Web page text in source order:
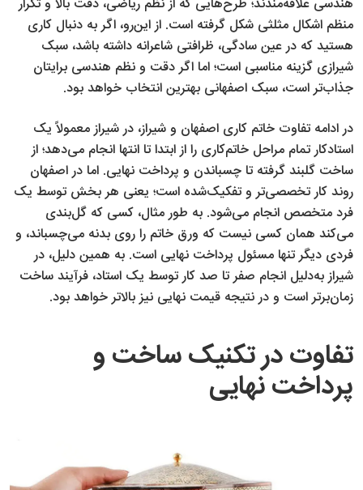
هندسی علاقه‌مندند؛ طرح‌هایی که از نظم ریاضی، دقت بالا و تکرار
منظم اشکال مثلثی شکل گرفته است. از این‌رو، اگر به دنبال کاری
هستید که در عین سادگی، ظرافتی شاعرانه داشته باشد، سبک
شیرازی گزینه مناسبی است؛ اما اگر دقت و نظم هندسی برایتان
جذاب‌تر است، سبک اصفهانی بهترین انتخاب خواهد بود.
در ادامه تفاوت خاتم کاری اصفهان و شیراز، در شیراز معمولاً یک
استادکار تمام مراحل خاتم‌کاری را از ابتدا تا انتها انجام می‌دهد؛ از
ساخت گلبند گرفته تا چسباندن و پرداخت نهایی. اما در اصفهان
روند کار تخصصی‌تر و تفکیک‌شده است؛ یعنی هر بخش توسط یک
فرد متخصص انجام می‌شود. به‌ طور مثال، کسی که گل‌بندی
می‌کند همان کسی نیست که ورق خاتم را روی بدنه می‌چسباند، و
فردی دیگر تنها مسئول پرداخت نهایی است. به همین دلیل، در
شیراز به‌دلیل انجام صفر تا صد کار توسط یک استاد، فرآیند ساخت
زمان‌برتر است و در نتیجه قیمت نهایی نیز بالاتر خواهد بود.
تفاوت در تکنیک ساخت و
پرداخت نهایی